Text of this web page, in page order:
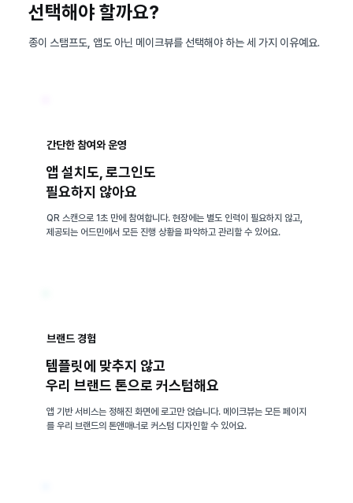
선택해야 할까요?
종이 스탬프도, 앱도 아닌 메이크뷰를 선택해야 하는 세 가지 이유예요.
간단한 참여와 운영
앱 설치도, 로그인도
필요하지 않아요
QR 스캔으로 1초 만에 참여합니다. 현장에는 별도 인력이 필요하지 않고,
제공되는 어드민에서 모든 진행 상황을 파악하고 관리할 수 있어요.
브랜드 경험
템플릿에 맞추지 않고
​우리 브랜드 톤으로 커스텀해요
앱 기반 서비스는 정해진 화면에 로고만 얹습니다. 메이크뷰는 모든 페이지
를 우리 브랜드의 톤앤매너로 커스텀 디자인할 수 있어요.